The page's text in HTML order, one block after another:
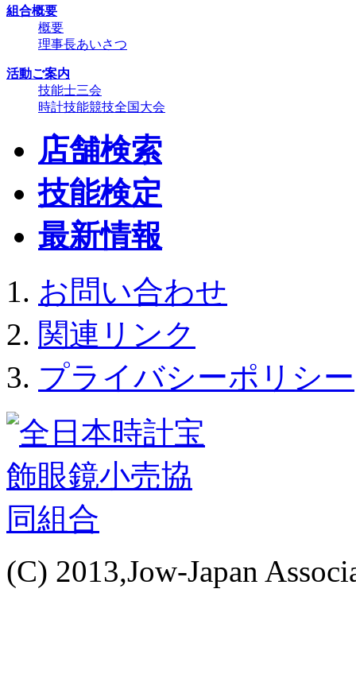
組合概要
概要
理事長あいさつ
活動ご案内
技能士三会
時計技能競技全国大会
店舗検索
技能検定
最新情報
お問い合わせ
関連リンク
プライバシーポリシー
(C) 2013,Jow-Japan